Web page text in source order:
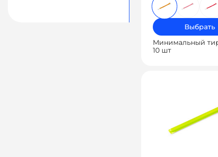
Выбрать
Минимальный
10 шт